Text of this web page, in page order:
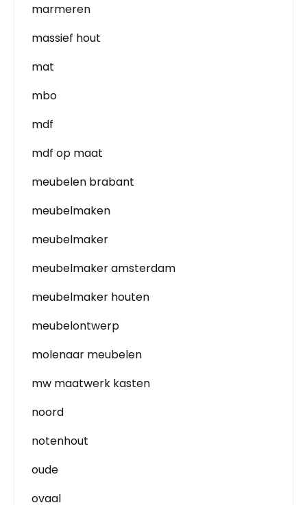
marmeren
massief hout
mat
mbo
mdf
mdf op maat
meubelen brabant
meubelmaken
meubelmaker
meubelmaker amsterdam
meubelmaker houten
meubelontwerp
molenaar meubelen
mw maatwerk kasten
noord
notenhout
oude
ovaal